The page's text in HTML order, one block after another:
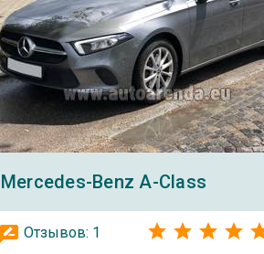
Mercedes-Benz A-Class
Отзывов: 1